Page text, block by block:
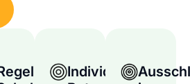
Individuelle